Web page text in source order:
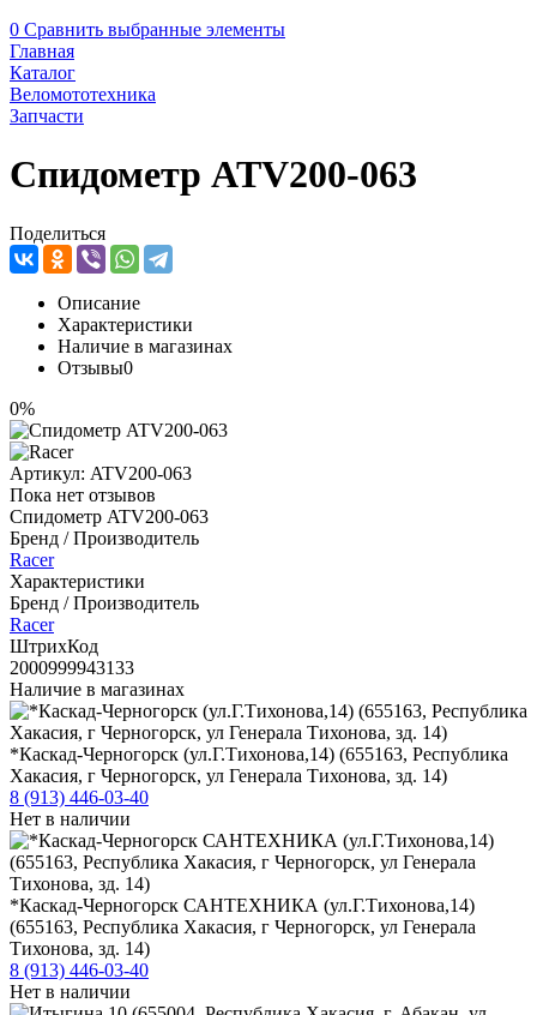
0 Сравнить выбранные элементы
Главная
Каталог
Веломототехника
Запчасти
Спидометр ATV200-063
Поделиться
Описание
Характеристики
Наличие в магазинах
Отзывы0
0%
Артикул: ATV200-063
Пока нет отзывов
Спидометр ATV200-063
Бренд / Производитель
Racer
Характеристики
Бренд / Производитель
Racer
ШтрихКод
2000999943133
Наличие в магазинах
*Каскад-Черногорск (ул.Г.Тихонова,14) (655163, Республика
Хакасия, г Черногорск, ул Генерала Тихонова, зд. 14)
8 (913) 446-03-40
Нет в наличии
*Каскад-Черногорск САНТЕХНИКА (ул.Г.Тихонова,14)
(655163, Республика Хакасия, г Черногорск, ул Генерала
Тихонова, зд. 14)
8 (913) 446-03-40
Нет в наличии